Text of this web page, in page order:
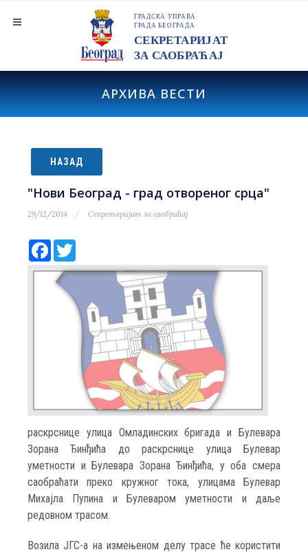
АРХИВА ВЕСТИ
НАЗАД
"Нови Београд - град отвореног срца"
29/12/2014 Секретаријат за саобраћај
Facebook
раскрснице улица Омладинских бригада и Булевара
Зорана Ђинђића до раскрснице улица Булевар
уметности и Булевара Зорана Ђинђића, у оба смера
саобраћати преко кружног тока, улицама Булевар
Михајла Пупина и Булеваром уметности и даље
редовном трасом.
Возила ЈГС-а на измењеном делу трасе ће користити